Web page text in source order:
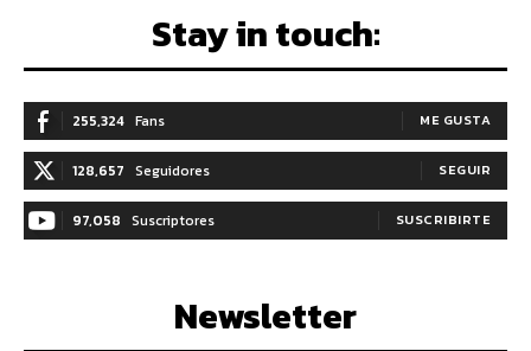
Stay in touch:
255,324 Fans ME GUSTA
128,657 Seguidores SEGUIR
97,058 Suscriptores SUSCRIBIRTE
Newsletter